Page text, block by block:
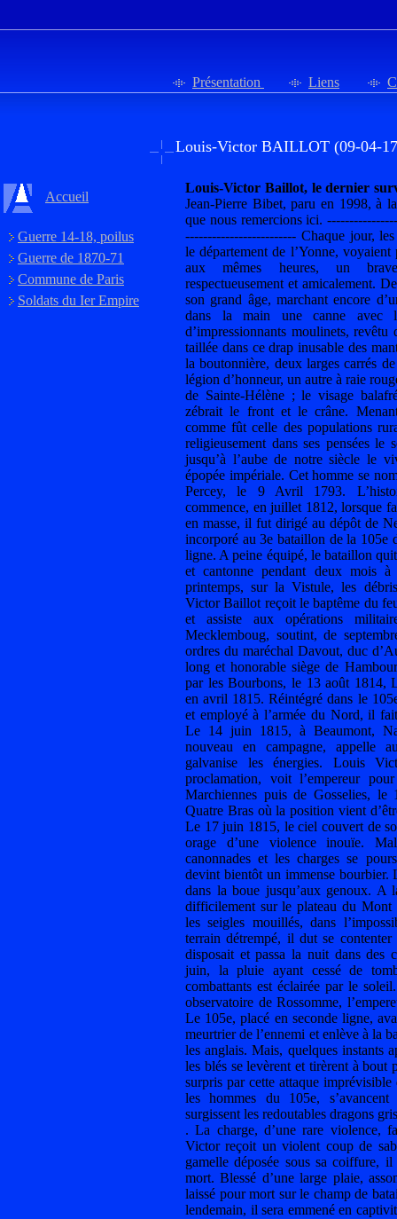
Présentation Liens
Accueil
Guerre 14-18, poilus
Guerre de 1870-71
Commune de Paris
Soldats du Ier Empire
Louis-Victor BAILLOT (09-04-
Louis-Victor Baillot, le dernier
Jean-Pierre Bibet, paru en 1998, à
que nous remercions ici.
------------------------- Chaque jour,
le département de l’Yonne, voyaient
aux mêmes heures, un
respectueusement et amicalement.
son grand âge, marchant encore
dans la main une canne avec
d’impressionnants moulinets, revêtu
taillée dans ce drap inusable des
la boutonnière, deux larges carrés
légion d’honneur, un autre à raie
de Sainte-Hélène ; le visage
zébrait le front et le crâne.
comme fût celle des populations
religieusement dans ses pensées le
jusqu’à l’aube de notre siècle le
épopée impériale. Cet homme se
Percey, le 9 Avril 1793.
commence, en juillet 1812, lorsque
en masse, il fut dirigé au dépôt de
incorporé au 3e bataillon de la 105e
ligne. A peine équipé, le bataillon
et cantonne pendant deux mois
printemps, sur la Vistule, les
Victor Baillot reçoit le baptême du
et assiste aux opérations
Mecklemboug, soutint, de
ordres du maréchal Davout, duc
long et honorable siège de
par les Bourbons, le 13 août 1814,
en avril 1815. Réintégré dans le
et employé à l’armée du Nord, il
Le 14 juin 1815, à Beaumont,
nouveau en campagne, appelle
galvanise les énergies. Louis
proclamation, voit l’empereur
Marchiennes puis de Gosselies,
Quatre Bras où la position vient
Le 17 juin 1815, le ciel couvert de
orage d’une violence inouïe.
canonnades et les charges se
devint bientôt un immense
dans la boue jusqu’aux genoux.
difficilement sur le plateau du Mont
les seigles mouillés, dans
terrain détrempé, il dut se
disposait et passa la nuit dans des
juin, la pluie ayant cessé de
combattants est éclairée par le
observatoire de Rossomme,
Le 105e, placé en seconde ligne,
meurtrier de l’ennemi et enlève à la
les anglais. Mais, quelques instants
les blés se levèrent et tirèrent à bout
surpris par cette attaque imprévisible
les hommes du 105e,
surgissent les redoutables dragons
. La charge, d’une rare violence,
Victor reçoit un violent coup de
gamelle déposée sous sa coiffure,
mort. Blessé d’une large plaie,
laissé pour mort sur le champ de
lendemain, il sera emmené en